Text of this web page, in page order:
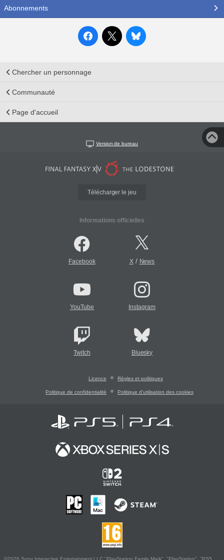
Abonnements
Chercher un personnage
Communauté
Page d'accueil
Version de bureau
Télécharger le jeu
Informations officielles
Facebook X/ News
YouTube Instagram
Twitch Bluesky
Licence Règles et politiques
Politique de confidentialité Politique d'utilisation des cookies
©2026 Sony Interactive Entertainment LLC."PlayStation Family Mark", "PlayStation", "PS5